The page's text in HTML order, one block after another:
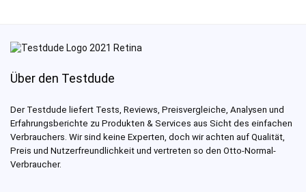
Über den Testdude
Der Testdude liefert Tests, Reviews, Preisvergleiche, Analysen und
Erfahrungsberichte zu Produkten & Services aus Sicht des einfachen
Verbrauchers. Wir sind keine Experten, doch wir achten auf Qualität,
Preis und Nutzerfreundlichkeit und vertreten so den Otto-Normal-
Verbraucher.